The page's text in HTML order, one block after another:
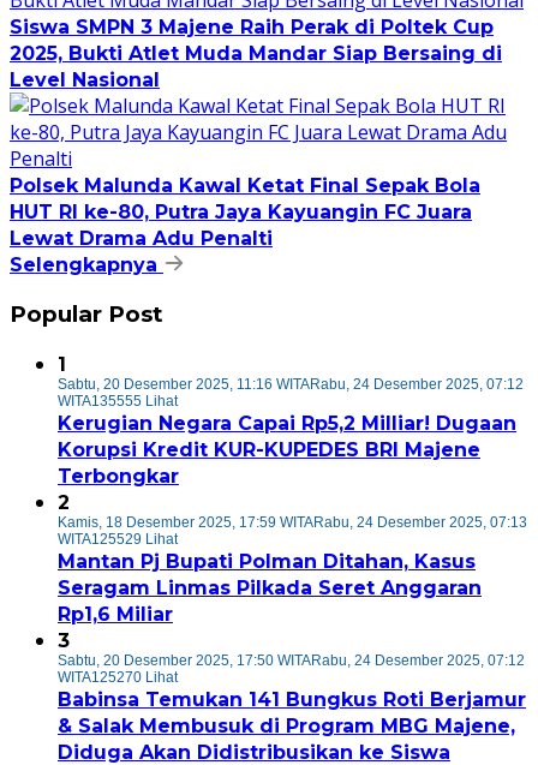
Siswa SMPN 3 Majene Raih Perak di Poltek Cup
2025, Bukti Atlet Muda Mandar Siap Bersaing di
Level Nasional
Polsek Malunda Kawal Ketat Final Sepak Bola
HUT RI ke-80, Putra Jaya Kayuangin FC Juara
Lewat Drama Adu Penalti
Selengkapnya
Popular Post
1
Sabtu, 20 Desember 2025, 11:16 WITARabu, 24 Desember 2025, 07:12
WITA135555 Lihat
Kerugian Negara Capai Rp5,2 Milliar! Dugaan
Korupsi Kredit KUR-KUPEDES BRI Majene
Terbongkar
2
Kamis, 18 Desember 2025, 17:59 WITARabu, 24 Desember 2025, 07:13
WITA125529 Lihat
Mantan Pj Bupati Polman Ditahan, Kasus
Seragam Linmas Pilkada Seret Anggaran
Rp1,6 Miliar
3
Sabtu, 20 Desember 2025, 17:50 WITARabu, 24 Desember 2025, 07:12
WITA125270 Lihat
Babinsa Temukan 141 Bungkus Roti Berjamur
& Salak Membusuk di Program MBG Majene,
Diduga Akan Didistribusikan ke Siswa